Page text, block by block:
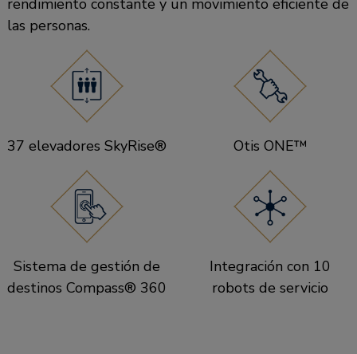
rendimiento constante y un movimiento eficiente de
las personas.
37 elevadores SkyRise® Otis ONE™
Sistema de gestión de
destinos Compass® 360
Integración con 10
robots de servicio